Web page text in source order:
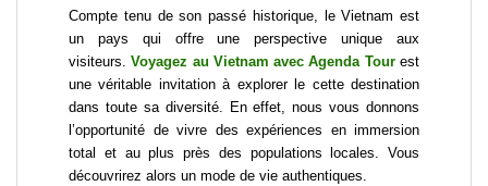
Compte tenu de son passé historique, le Vietnam est
un pays qui offre une perspective unique aux
visiteurs.Voyagez au Vietnam avec Agenda Tourest
une véritable invitation à explorer le cette destination
dans toute sa diversité. En effet, nous vous donnons
l’opportunité de vivre des expériences en immersion
total et au plus près des populations locales. Vous
découvrirez alors un mode de vie authentiques.